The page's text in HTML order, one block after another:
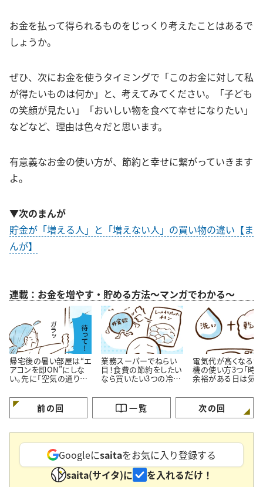
お金を払って得られるものをじっくり考えたことはあるで
しょうか。
ぜひ、次にお金を使うタイミングで「このお金に対して私
が得たいものは何か」と、考えてみてください。「子ども
の笑顔が見たい」「おいしい物を食べて幸せになりたい」
などなど、理由は色々だと思います。
有意義なお金の使い方が、節約と幸せに繋がっていきます
よ。
▼次のまんが
貯金が「増える人」と「増えない人」の買い物の違い【ま
んが】
連載：お金を増やす・貯める方法～マンガでわかる～
帰宅後の暑い部屋は“エ
アコンを即ON”にしな
い。先に「空気の通り
業務スーパーでねらい
目！食費の節約をしたい
なら買いたい3つの冷凍
電気代が高くなる
機の使い方3つ「時
余裕がある日は気
前の回 一覧 次の回
Googleにsaitaをお気に入り登録する
saita(サイタ)に
を入れるだけ！